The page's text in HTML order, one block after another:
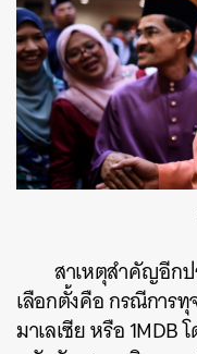
สาเหตุสำคัญอีก
เลือกตั้งคือ กรณีการ
มาเลเซีย หรือ 1MDB